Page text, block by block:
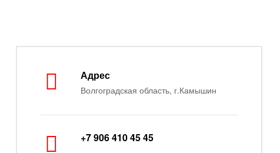
Адрес
Волгоградская область, г.Камышин
+7 906 410 45 45